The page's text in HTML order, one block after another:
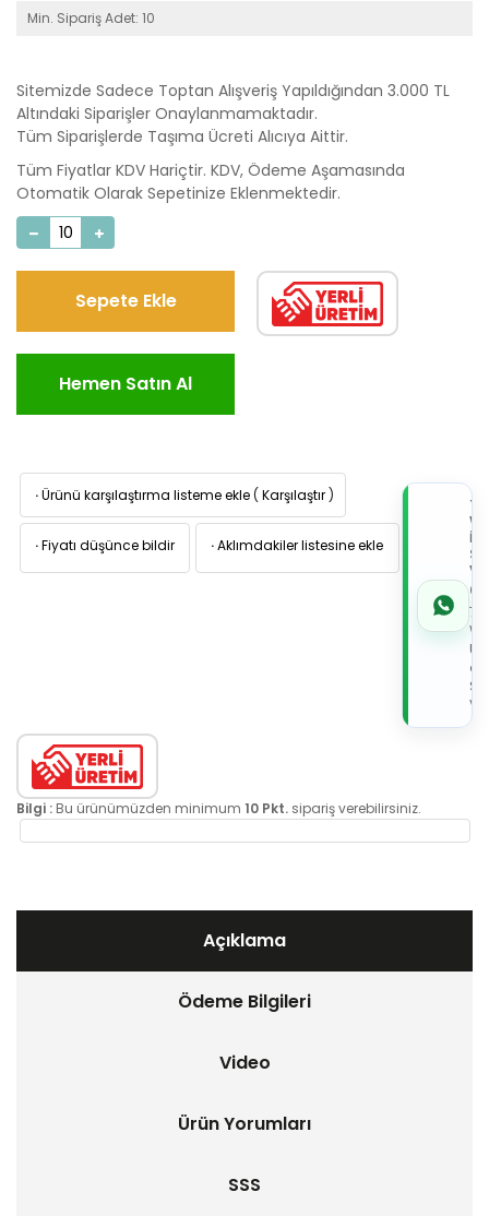
Min. Sipariş Adet: 10
Sitemizde Sadece Toptan Alışveriş Yapıldığından 3.000 TL
Altındaki Siparişler Onaylanmamaktadır.
Tüm Siparişlerde Taşıma Ücreti Alıcıya Aittir.
Tüm Fiyatlar KDV Hariçtir. KDV, Ödeme Aşamasında
Otomatik Olarak Sepetinize Eklenmektedir.
Sepete Ekle
Hemen Satın Al
·Ürünü karşılaştırma listeme ekle ( Karşılaştır )
·Fiyatı düşünce bildir ·Aklımdakiler listesine ekle
İLE
de
Bilgi : Bu ürünümüzden minimum 10 Pkt. sipariş verebilirsiniz.
Açıklama
Ödeme Bilgileri
Video
Ürün Yorumları
SSS